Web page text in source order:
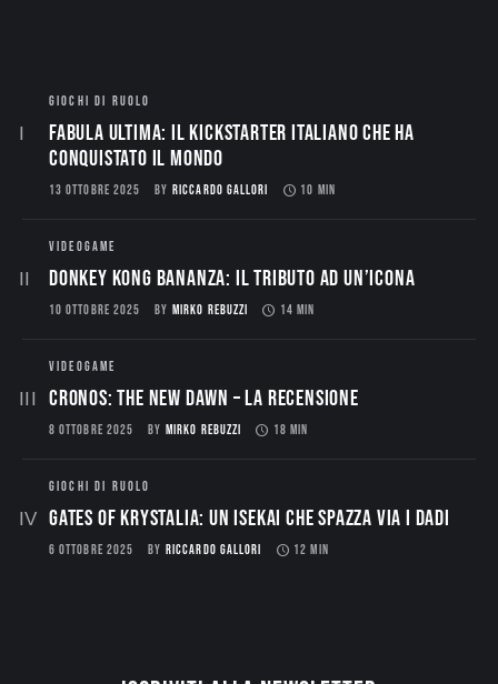
GIOCHI DI RUOLO
Fabula Ultima: il Kickstarter italiano che ha
conquistato il mondo
13 OTTOBRE 2025 BY RICCARDO GALLORI 10 MIN
VIDEOGAME
Donkey Kong Bananza: Il Tributo ad un’Icona
10 OTTOBRE 2025 BY MIRKO REBUZZI 14 MIN
VIDEOGAME
CRONOS: THE NEW DAWN – La Recensione
8 OTTOBRE 2025 BY MIRKO REBUZZI 18 MIN
GIOCHI DI RUOLO
Gates of Krystalia: Un Isekai che spazza via i dadi
6 OTTOBRE 2025 BY RICCARDO GALLORI 12 MIN